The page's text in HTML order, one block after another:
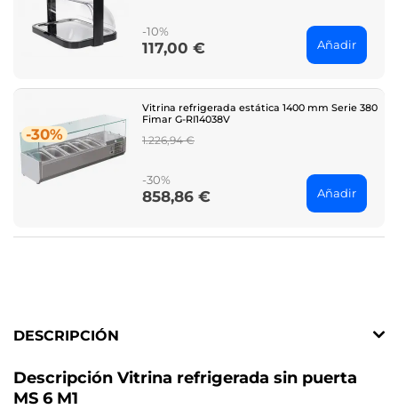
-10%
Price
117,00 € Añadir
-30%
Vitrina refrigerada estática 1400 mm Serie 380
Fimar G-RI14038V
Regular
1.226,94 €
-30%
Price
858,86 € Añadir
DESCRIPCIÓN
Descripción Vitrina refrigerada sin puerta
MS 6 M1